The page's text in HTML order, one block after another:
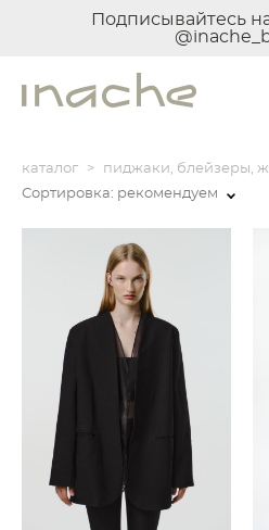
Подписывайтесь
каталог >
пиджаки, блейзеры,
Сортировка: рекомендуем